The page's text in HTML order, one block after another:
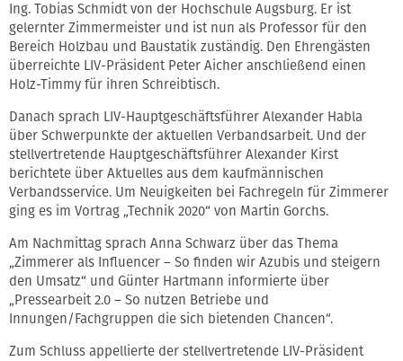
Ing. Tobias Schmidt von der Hochschule Augsburg. Er ist
gelernter Zimmermeister und ist nun als Professor für den
Bereich Holzbau und Baustatik zuständig. Den Ehrengästen
überreichte LIV-Präsident Peter Aicher anschließend einen
Holz-Timmy für ihren Schreibtisch.
Danach sprach LIV-Hauptgeschäftsführer Alexander Habla
über Schwerpunkte der aktuellen Verbandsarbeit. Und der
stellvertretende Hauptgeschäftsführer Alexander Kirst
berichtete über Aktuelles aus dem kaufmännischen
Verbandsservice. Um Neuigkeiten bei Fachregeln für Zimmerer
ging es im Vortrag „Technik 2020“ von Martin Gorchs.
Am Nachmittag sprach Anna Schwarz über das Thema
„Zimmerer als Influencer – So finden wir Azubis und steigern
den Umsatz“ und Günter Hartmann informierte über
„Pressearbeit 2.0 – So nutzen Betriebe und
Innungen/Fachgruppen die sich bietenden Chancen“.
Zum Schluss appellierte der stellvertretende LIV-Präsident